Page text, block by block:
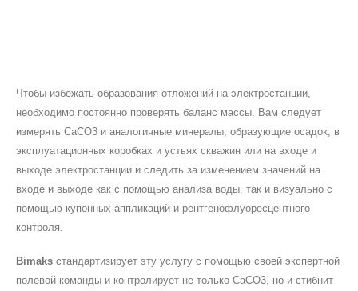
Чтобы избежать образования отложений на электростанции,
необходимо постоянно проверять баланс массы. Вам следует
измерять CaCO3 и аналогичные минералы, образующие осадок, в
эксплуатационных коробках и устьях скважин или на входе и
выходе электростанции и следить за изменением значений на
входе и выходе как с помощью анализа воды, так и визуально с
помощью купонных аппликаций и рентгенофлуоресцентного
контроля.
Bimaks стандартизирует эту услугу с помощью своей экспертной
полевой команды и контролирует не только CaCO3, но и стибнит